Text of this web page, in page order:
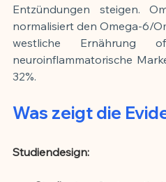
Entzündungen steigen.
normalisiert den Omega-6/
westliche Ernährung
neuroinflammatorische
32%.
Was zeigt die
Studiendesign: